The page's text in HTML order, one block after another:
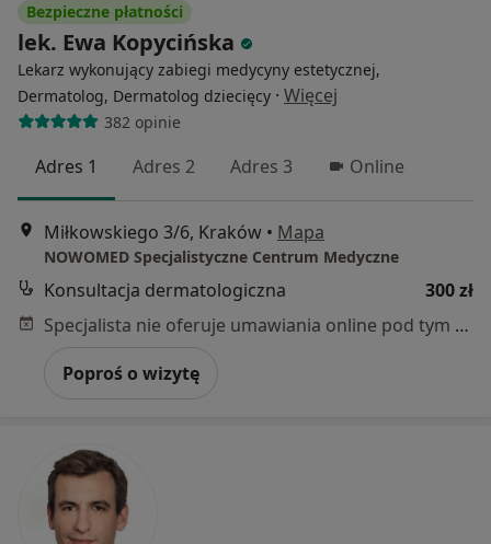
Bezpieczne płatności
lek. Ewa Kopycińska
Lekarz wykonujący zabiegi medycyny estetycznej,
Dermatolog, Dermatolog dziecięcy · Więcej
382 opinie
Adres 1 Adres 2 Adres 3 Online
Miłkowskiego 3/6, Kraków • Mapa
NOWOMED Specjalistyczne Centrum Medyczne
Konsultacja dermatologiczna
300 zł
Specjalista nie oferuje umawiania online pod tym adresem.
Poproś o wizytę